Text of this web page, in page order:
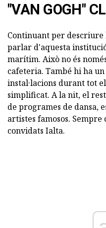
"VAN GOGH"
Continuant per descriure
parlar d'aquesta
marítim. Això no és
cafeteria. També hi ha
instal·lacions durant tot
simplificat. A la nit, el
de programes de dansa,
artistes famosos. Sempre
convidats Ialta.